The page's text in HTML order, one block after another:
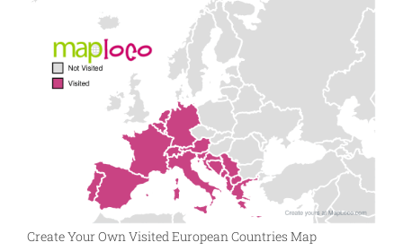
Create Your Own Visited European Countries Map